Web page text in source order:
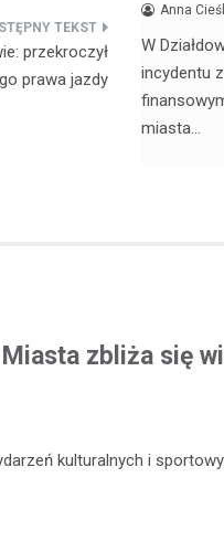
przekroczył
prawa jazdy
Julii
17
Anna
W
incydentu
miasta…
Miasta zbliża się
kulturalnych i